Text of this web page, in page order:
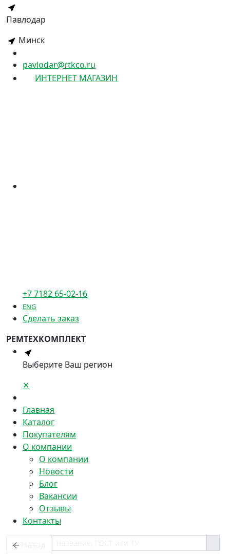
Павлодар
Минск
pavlodar@rtkco.ru
ИНТЕРНЕТ МАГАЗИН
+7 7182 65-02-16
ENG
Сделать заказ
РЕМТЕХКОМПЛЕКТ
Выберите Ваш регион
✕
Главная
Каталог
Покупателям
О компании
О компании
Новости
Блог
Вакансии
Отзывы
Контакты